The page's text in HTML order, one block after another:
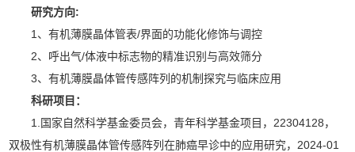
研究方向:
1、有机薄膜晶体管表/界面的功能化修饰与调控
2、呼出气/体液中标志物的精准识别与高效筛分
3、有机薄膜晶体管传感阵列的机制探究与临床应用
科研项目：
1.国家自然科学基金委员会，青年科学基金项目，22304128，
双极性有机薄膜晶体管传感阵列在肺癌早诊中的应用研究，2024-01